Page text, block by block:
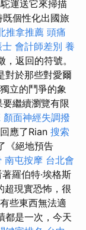
運送它來掃描
個性化出國旅
推拿推薦 頭痛
士 會計師差別 養
返回的符號。
對於那些對愛爾
立的鬥爭的象
繼續瀏覽有限
顏面神經失調撥
應了Rian 搜索
《絕地預告
南屯按摩 台北會
著羅伯特·埃格斯
超現實恐怖，很
些東西無法適
都是一次，今天